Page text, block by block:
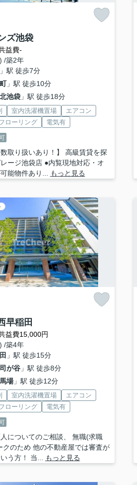
ズ池袋
益費-
/築2年
駅 徒歩7分
」駅 徒歩10分
北池袋」駅 徒歩18分
室内洗濯機置場
エアコン
ローリング 電気有
数取り扱いあり！】 高級賃貸を探
ージ池袋店 ●内覧現地対応・オ
能物件あり...
もっと見る
早稲田
益費15,000円
/築4年
」駅 徒歩15分
が谷」駅 徒歩8分
場」駅 徒歩12分
室内洗濯機置場
エアコン
ローリング 電気有
についてのご相談、 無職(求職
クのため 他の不動産屋では審査が
う方！ 当...
もっと見る